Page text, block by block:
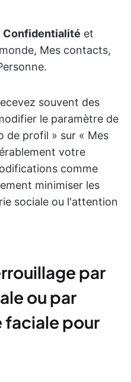
Confidentialité et
Mes contacts,
souvent des
le paramètre de
de profil » sur « Mes
votre
comme
minimiser les
sociale ou l'attention
par
ou par
faciale pour